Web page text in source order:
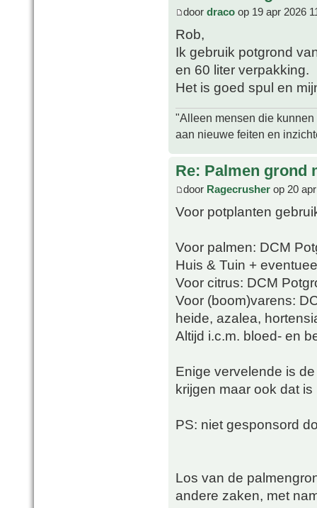
door draco op 19 apr 2026
Rob,
Ik gebruik potgrond
en 60 liter verpakking.
Het is goed spul en
"Alleen mensen die
aan nieuwe feiten en
Re: Palmen grond
door Ragecrusher op 20
Voor potplanten
Voor palmen: DCM
Huis & Tuin +
Voor citrus: DCM
Voor (boom)varens:
heide, azalea,
Altijd i.c.m. bloed- en
Enige vervelende is
krijgen maar ook dat
PS: niet gesponsord
Los van de
andere zaken, met